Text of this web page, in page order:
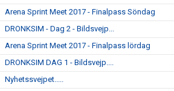
Arena Sprint Meet 2017 - Finalpass Söndag
DRONKSIM - Dag 2 - Bildsvejp...
Arena Sprint Meet 2017 - Finalpass lördag
DRONKSIM DAG 1 - Bildsvejp....
Nyhetssvejpet.....